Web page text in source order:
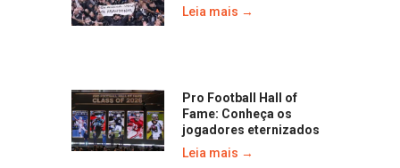
Leia mais →
Pro Football Hall of
Fame: Conheça os
jogadores eternizados
Leia mais →